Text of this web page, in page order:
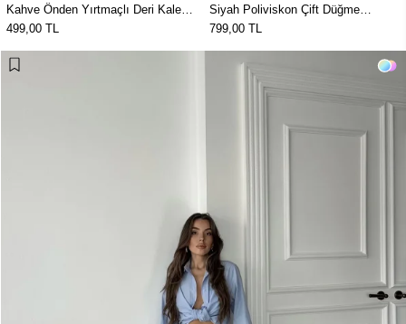
Kahve Önden Yırtmaçlı Deri Kalem
Etek
499,00 TL
Siyah Poliviskon Çift Düğme
Palazzo Pantolon
799,00 TL